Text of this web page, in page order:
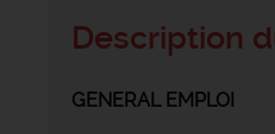
Description
GENERAL EMPLOI